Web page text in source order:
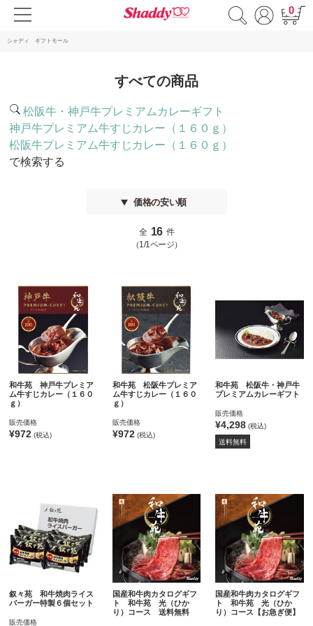
0
シャディ ギフトモール
すべての商品
松阪牛・神戸牛プレミアムカレーギフト
神戸牛プレミアム牛すじカレー（１６０ｇ）
松阪牛プレミアム牛すじカレー（１６０ｇ）
で検索する
価格の安い順
全 16 件
（1/1ページ）
和牛苑 神戸牛プレミア
ム牛すじカレー（１６０
ｇ）
販売価格
¥972 (税込)
和牛苑 松阪牛プレミア
ム牛すじカレー（１６０
ｇ）
販売価格
¥972(税込)
和牛苑 松阪牛・神戸牛
プレミアムカレーギフト
販売価格
¥4,298 (税込)
送料無料
叙々苑 和牛焼肉ライス
バーガー特製６個セット
販売価格
国産和牛肉カタログギフ
ト 和牛苑 光（ひか
り）コース 送料無料
国産和牛肉カタログギフ
ト 和牛苑 光（ひか
り）コース【お急ぎ便】